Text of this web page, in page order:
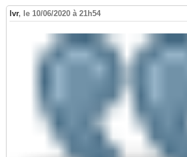
lvr, le 10/06/2020 à 21h54